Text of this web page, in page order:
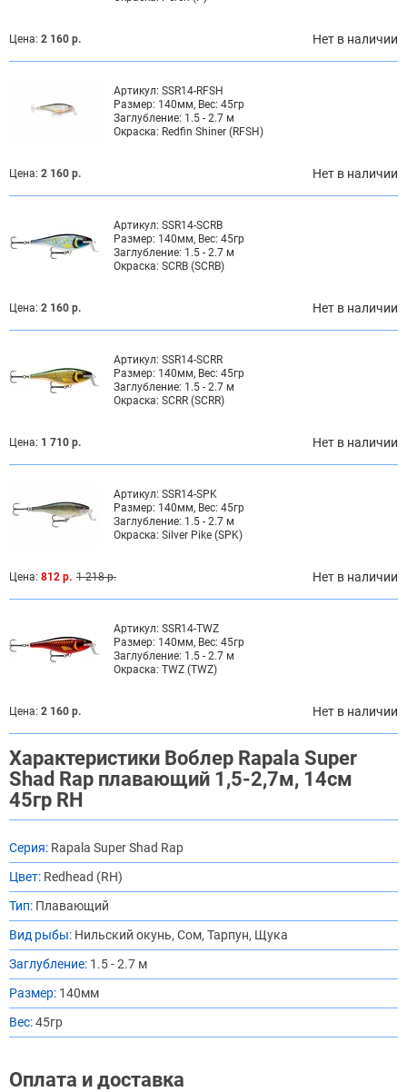
Цена: 2 160 р. Нет в наличии
Артикул: SSR14-RFSH
Размер: 140мм, Вес: 45гр
Заглубление: 1.5 - 2.7 м
Окраска: Redfin Shiner (RFSH)
Цена: 2 160 р. Нет в наличии
Артикул: SSR14-SCRB
Размер: 140мм, Вес: 45гр
Заглубление: 1.5 - 2.7 м
Окраска: SCRB (SCRB)
Цена: 2 160 р. Нет в наличии
Артикул: SSR14-SCRR
Размер: 140мм, Вес: 45гр
Заглубление: 1.5 - 2.7 м
Окраска: SCRR (SCRR)
Цена: 1 710 р. Нет в наличии
Артикул: SSR14-SPK
Размер: 140мм, Вес: 45гр
Заглубление: 1.5 - 2.7 м
Окраска: Silver Pike (SPK)
Цена: 812 р. 1 218 р. Нет в наличии
Артикул: SSR14-TWZ
Размер: 140мм, Вес: 45гр
Заглубление: 1.5 - 2.7 м
Окраска: TWZ (TWZ)
Цена: 2 160 р. Нет в наличии
Характеристики Воблер Rapala Super
Shad Rap плавающий 1,5-2,7м, 14см
45гр RH
Серия: Rapala Super Shad Rap
Цвет: Redhead (RH)
Тип: Плавающий
Вид рыбы: Нильский окунь, Сом, Тарпун, Щука
Заглубление: 1.5 - 2.7 м
Размер: 140мм
Вес:45гр
Оплата и доставка